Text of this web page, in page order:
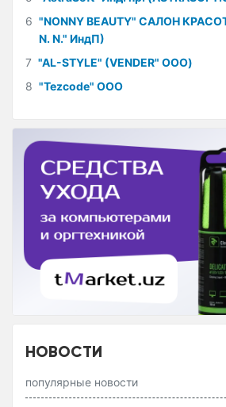
6 "NONNY BEAUTY" САЛОН
N. N." ИндП)
7 "AL-STYLE" (VENDER" ООО)
8 "Tezcode" ООО
НОВОСТИ
популярные новости